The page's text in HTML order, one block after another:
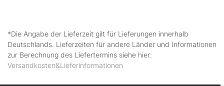
*Die Angabe der Lieferzeit gilt für Lieferungen innerhalb
Deutschlands. Lieferzeiten für andere Länder und Informationen
zur Berechnung des Liefertermins siehe hier:
Versandkosten&Lieferinformationen